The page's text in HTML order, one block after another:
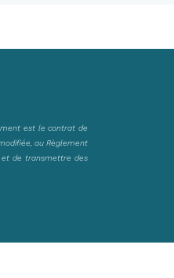
est le contrat de
au Règlement
et de transmettre des